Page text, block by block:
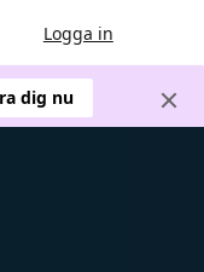
Logga in
dig nu